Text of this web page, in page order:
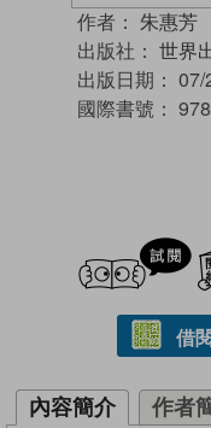
作者： 朱惠芳
出版社： 世界
出版日期： 07/
國際書號：
借
內容簡介 作者